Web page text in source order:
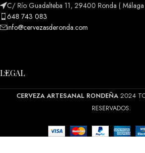
C/ Río Guadalteba 11, 29400 Ronda ( Málaga
648 743 083
info@cervezasderonda.com
LEGAL
CERVEZA ARTESANAL RONDEÑA 2024
RESERVADOS.